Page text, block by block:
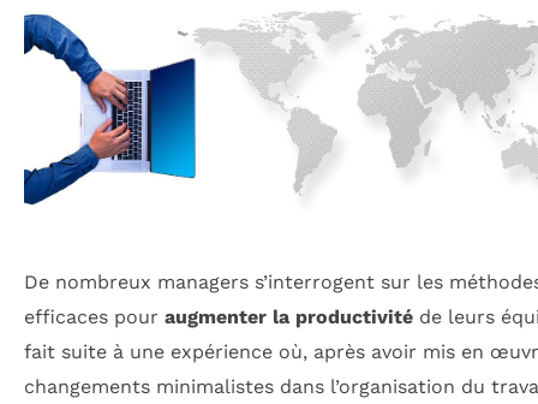
De nombreux managers s’interrogent sur les
efficaces pour augmenter la productivité de leurs
fait suite à une expérience où, après avoir mis en
changements minimalistes dans l’organisation du